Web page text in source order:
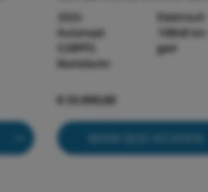
2024
Elektrisch
Automaat
10848 km
V28PFG
geel
Bestelauto
€ 53.950,00